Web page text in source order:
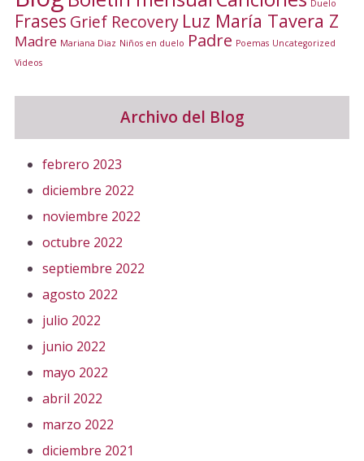
Duelo
Frases Grief Recovery Luz María Tavera Z
Madre Mariana Diaz Niños en duelo Padre Poemas Uncategorized
Videos
Archivo del Blog
febrero 2023
diciembre 2022
noviembre 2022
octubre 2022
septiembre 2022
agosto 2022
julio 2022
junio 2022
mayo 2022
abril 2022
marzo 2022
diciembre 2021